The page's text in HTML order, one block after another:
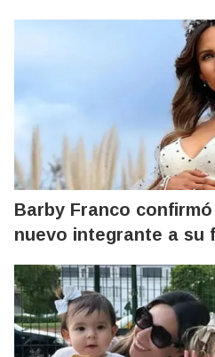
Barby Franco
nuevo integrante a su